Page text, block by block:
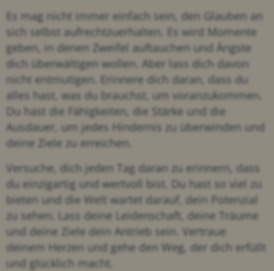
Es mag nicht immer einfach sein, den Glauben an
sich selbst aufrechtzuerhalten. Es wird Momente
geben, in denen Zweifel auftauchen und Ängste
dich überwältigen wollen. Aber lass dich davon
nicht entmutigen. Erinnere dich daran, dass du
alles hast, was du brauchst, um voranzukommen.
Du hast die Fähigkeiten, die Stärke und die
Ausdauer, um jedes Hindernis zu überwinden und
deine Ziele zu erreichen.
Versuche, dich jeden Tag daran zu erinnern, dass
du einzigartig und wertvoll bist. Du hast so viel zu
bieten und die Welt wartet darauf, dein Potenzial
zu sehen. Lass deine Leidenschaft, deine Träume
und deine Ziele dein Antrieb sein. Vertraue
deinem Herzen und gehe den Weg, der dich erfüllt
und glücklich macht.